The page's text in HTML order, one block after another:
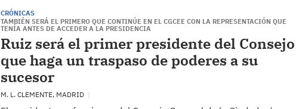
CRÓNICAS
TAMBIÉN SERÁ EL PRIMERO QUE CONTINÚE EN EL CGCEE CON LA REPRESENTACIÓN QUE
TENÍA ANTES DE ACCEDER A LA PRESIDENCIA
Ruiz será el primer presidente del Consejo
que haga un traspaso de poderes a su
sucesor
M. L. CLEMENTE, MADRID